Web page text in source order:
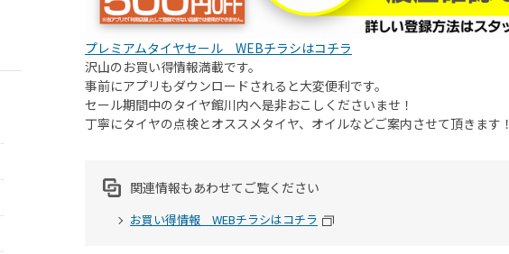
プレミアムタイヤセール WEBチラシはコチラ
沢山のお買い得情報満載です。
事前にアプリもダウンロードされると大変便利です。
セール期間中のタイヤ館川内へ是非おこしくださいませ！
丁寧にタイヤの点検とオススメタイヤ、オイルなどご案内させて頂きます！
関連情報もあわせてご覧ください
お買い得情報 WEBチラシはコチラ